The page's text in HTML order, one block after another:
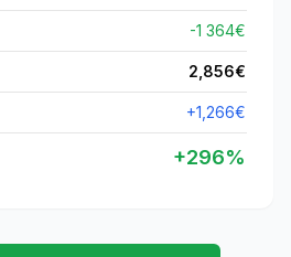
-1 364€
2,856€
+1,266€
+296%